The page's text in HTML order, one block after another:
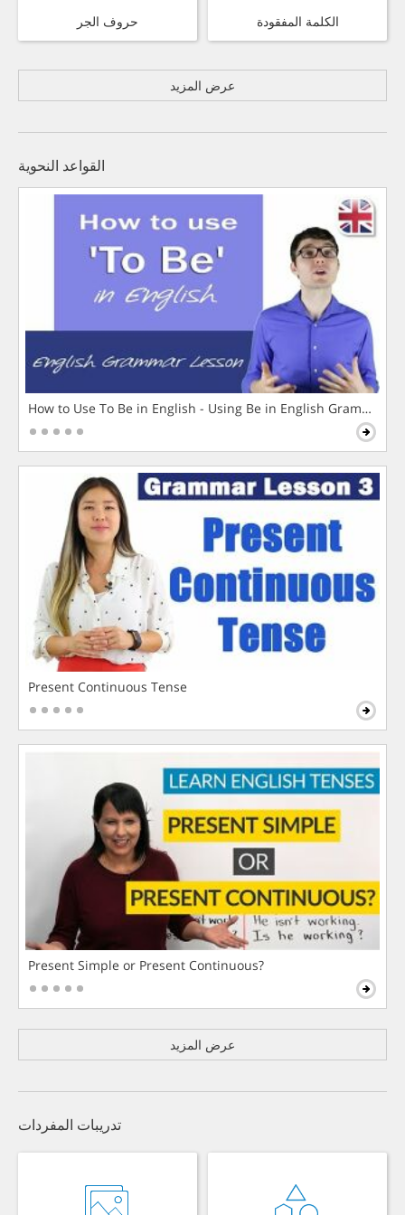
حروف الجر الكلمة المفقودة
عرض المزيد
القواعد النحوية
How to Use To Be in English - Using Be in English Grammar
Present Continuous Tense
Present Simple or Present Continuous?
عرض المزيد
تدريبات المفردات